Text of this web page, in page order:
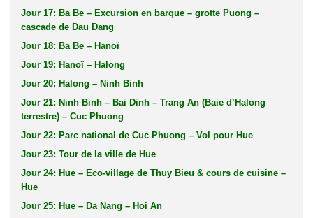
Jour 17: Ba Be – Excursion en barque – grotte Puong –
cascade de Dau Dang
Jour 18: Ba Be – Hanoï
Jour 19: Hanoï – Halong
Jour 20: Halong – Ninh Binh
Jour 21: Ninh Binh – Bai Dinh – Trang An (Baie d’Halong
terrestre) – Cuc Phuong
Jour 22: Parc national de Cuc Phuong – Vol pour Hue
Jour 23: Tour de la ville de Hue
Jour 24: Hue – Eco-village de Thuy Bieu & cours de cuisine –
Hue
Jour 25: Hue – Da Nang – Hoi An